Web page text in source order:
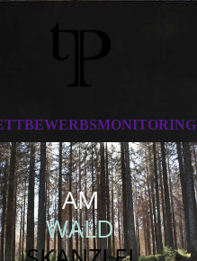
AM
WALD